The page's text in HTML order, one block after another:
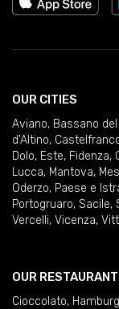
OUR CITIES
Aviano, Bassano
d'Altino,
Dolo, Este, Fidenza,
Lucca, Mantova,
Oderzo, Paese e
Portogruaro, Sacile,
Vercelli, Vicenza,
OUR
Cioccolato,